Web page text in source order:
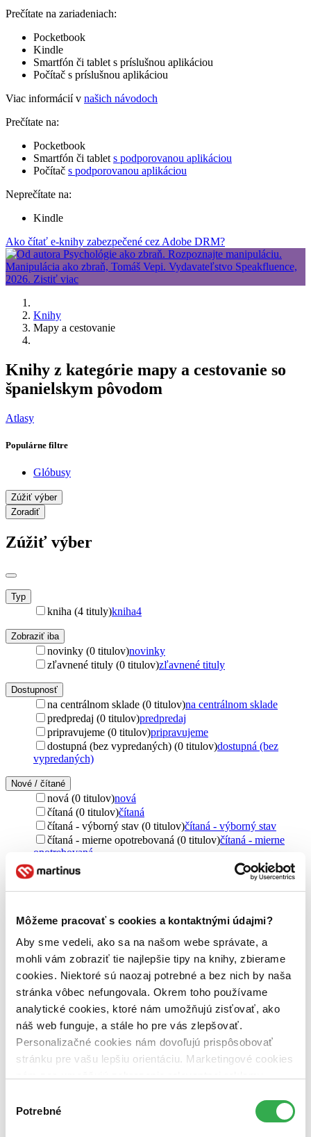
Môžeme pracovať s cookies a kontaktnými údajmi?
Aby sme vedeli, ako sa na našom webe správate, a
mohli vám zobraziť tie najlepšie tipy na knihy, zbierame
cookies. Niektoré sú naozaj potrebné a bez nich by naša
stránka vôbec nefungovala. Okrem toho používame
analytické cookies, ktoré nám umožňujú zisťovať, ako
náš web funguje, a stále ho pre vás zlepšovať.
Personalizačné cookies nám dovoľujú prispôsobovať
stránku pre vašu lepšiu orientáciu. Marketingové cookies
nám pomohlo, keby sme mohli používať všetky tieto
súhlasu
Potrebné
Prečítate na zariadeniach:
Pocketbook
Kindle
Smartfón či tablet s príslušnou aplikáciou
Počítač s príslušnou aplikáciou
Viac informácií v našich návodoch
Prečítate na:
Pocketbook
Smartfón či tablet s podporovanou aplikáciou
Počítač s podporovanou aplikáciou
Neprečítate na:
Kindle
Ako čítať e-knihy zabezpečené cez Adobe DRM?
Knihy
Mapy a cestovanie
Knihy z kategórie mapy a cestovanie so
španielskym pôvodom
Atlasy
Populárne filtre
Glóbusy
Zúžiť výber
Zoradiť
Zúžiť výber
Typ
kniha (4 tituly)kniha4
Zobraziť iba
novinky (0 titulov)novinky
zľavnené tituly (0 titulov)zľavnené tituly
Dostupnosť
na centrálnom sklade (0 titulov)na centrálnom sklade
predpredaj (0 titulov)predpredaj
pripravujeme (0 titulov)pripravujeme
dostupná (bez vypredaných) (0 titulov)dostupná (bez
vypredaných)
Nové / čítané
nová (0 titulov)nová
čítaná (0 titulov)čítaná
čítaná - výborný stav (0 titulov)čítaná - výborný stav
čítaná - mierne opotrebovaná (0 titulov)čítaná - mierne
opotrebovaná
čítané verzie vypredaných kníh (0 titulov)
čítané verzie
vypredaných kníh
čeština (4 tituly) čeština4
Téma
ľudské telo (4 tituly)ľudské telo4
anatómia človeka (4 tituly)anatómia človeka4
Pôvod
zahraničný (4 tituly)zahraničný4
Španielsko (4 tituly) Španielsko4
Rebo (4 tituly)Rebo4
pevná väzba (3 tituly)
brožovaná väzba (1 titul)